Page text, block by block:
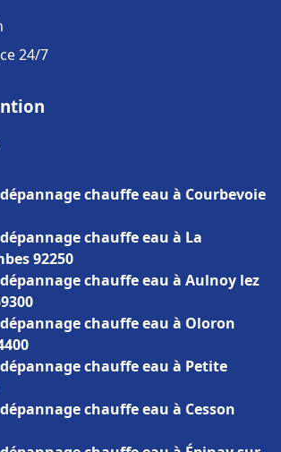
24/7
chauffe eau à Courbevoie
chauffe eau à La
92250
chauffe eau à Aulnoy lez
chauffe eau à Oloron
chauffe eau à Petite
chauffe eau à Cesson